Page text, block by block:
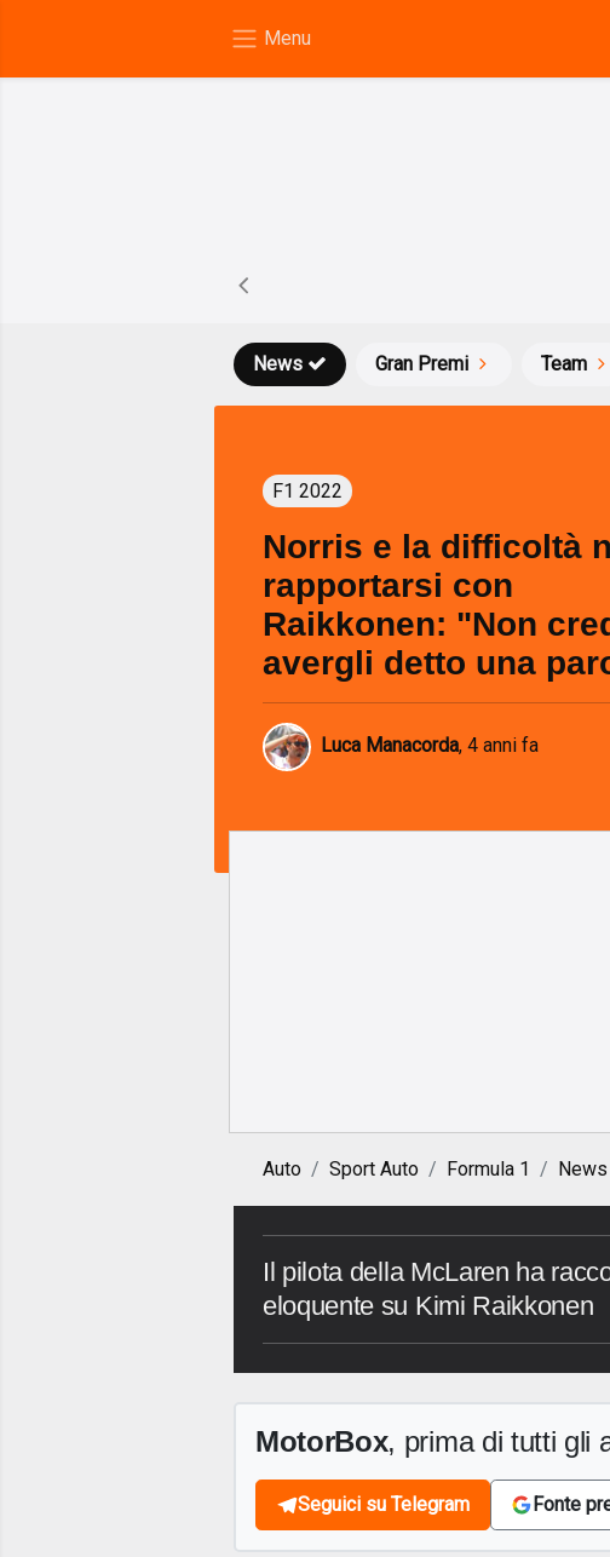
News Gran Premi Team
F1 2022
Norris e la difficoltà
rapportarsi con
Raikkonen: "Non
avergli detto una
Luca Manacorda, 4 anni fa
Auto Sport Auto Formula 1 News
Il pilota della McLaren ha
eloquente su Kimi Raikkonen
MotorBox, prima di tutti gli
Seguici su Telegram Fonte